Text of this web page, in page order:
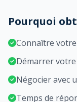
Pourquoi
Connaître
Démarrer
Négocier avec
Temps de